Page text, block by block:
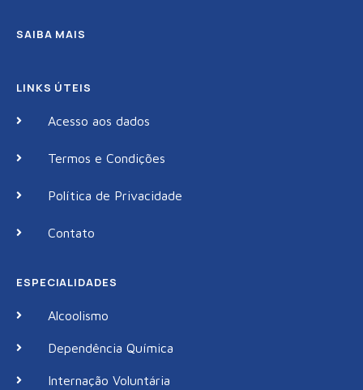
SAIBA MAIS
LINKS ÚTEIS
Acesso aos dados
Termos e Condições
Política de Privacidade
Contato
ESPECIALIDADES
Alcoolismo
Dependência Química
Internação Voluntária